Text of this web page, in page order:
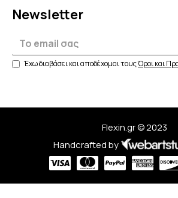
Newsletter
Έχω διαβάσει και αποδέχομαι τουςΌροι και
Flexin.gr © 2023
Handcrafted by